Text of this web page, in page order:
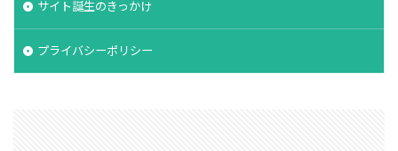
サイト誕生のきっかけ
プライバシーポリシー